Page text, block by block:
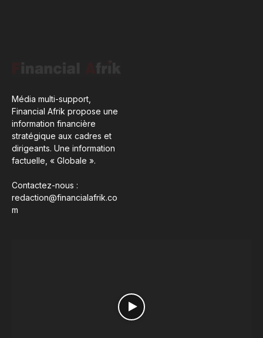
Média multi-support,
Financial Afrik propose une
information financière
stratégique aux cadres et
dirigeants. Une information
factuelle, « Globale ».
Contactez-nous :
redaction@financialafrik.co
m